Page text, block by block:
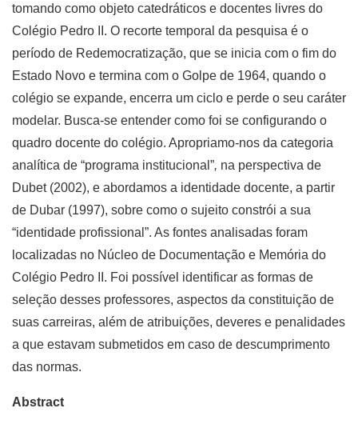
tomando como objeto catedráticos e docentes livres do
Colégio Pedro II. O recorte temporal da pesquisa é o
período de Redemocratização, que se inicia com o fim do
Estado Novo e termina com o Golpe de 1964, quando o
colégio se expande, encerra um ciclo e perde o seu caráter
modelar. Busca-se entender como foi se configurando o
quadro docente do colégio. Apropriamo-nos da categoria
analítica de “programa institucional”, na perspectiva de
Dubet (2002), e abordamos a identidade docente, a partir
de Dubar (1997), sobre como o sujeito constrói a sua
“identidade profissional”. As fontes analisadas foram
localizadas no Núcleo de Documentação e Memória do
Colégio Pedro II. Foi possível identificar as formas de
seleção desses professores, aspectos da constituição de
suas carreiras, além de atribuições, deveres e penalidades
a que estavam submetidos em caso de descumprimento
das normas.
Abstract